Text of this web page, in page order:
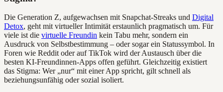
Die Generation Z, aufgewachsen mit Snapchat-Streaks und Digital
Detox, geht mit virtueller Intimität erstaunlich pragmatisch um. Für
viele ist die virtuelle Freundin kein Tabu mehr, sondern ein
Ausdruck von Selbstbestimmung – oder sogar ein Statussymbol. In
Foren wie Reddit oder auf TikTok wird der Austausch über die
besten KI-Freundinnen-Apps offen geführt. Gleichzeitig existiert
das Stigma: Wer „nur“ mit einer App spricht, gilt schnell als
beziehungsunfähig oder sozial isoliert.